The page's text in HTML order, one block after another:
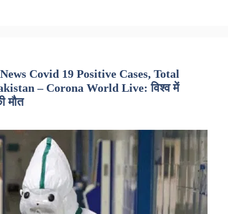
Covid 19 Positive Cases, Total
– Corona World Live: विश्व में
मौत